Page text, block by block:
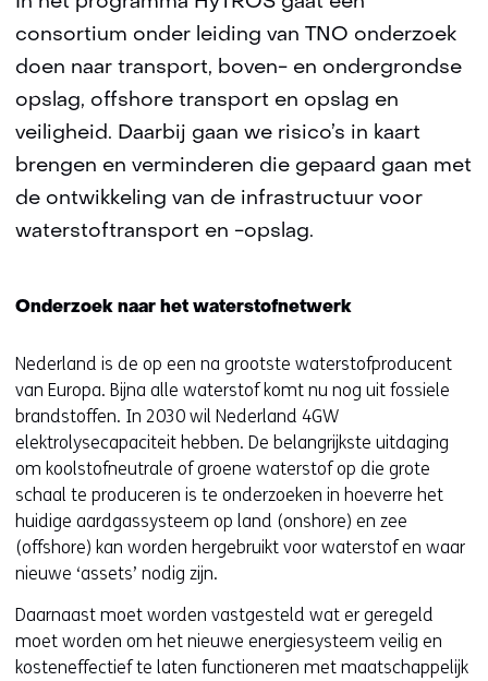
consortium onder leiding van TNO onderzoek
doen naar transport, boven- en ondergrondse
opslag, offshore transport en opslag en
veiligheid. Daarbij gaan we risico’s in kaart
brengen en verminderen die gepaard gaan met
de ontwikkeling van de infrastructuur voor
waterstoftransport en -opslag.
Onderzoek naar het waterstofnetwerk
Nederland is de op een na grootste waterstofproducent
van Europa. Bijna alle waterstof komt nu nog uit fossiele
brandstoffen. In 2030 wil Nederland 4GW
elektrolysecapaciteit hebben. De belangrijkste uitdaging
om koolstofneutrale of groene waterstof op die grote
schaal te produceren is te onderzoeken in hoeverre het
huidige aardgassysteem op land (onshore) en zee
(offshore) kan worden hergebruikt voor waterstof en waar
nieuwe ‘assets’ nodig zijn.
Daarnaast moet worden vastgesteld wat er geregeld
moet worden om het nieuwe energiesysteem veilig en
kosteneffectief te laten functioneren met maatschappelijk